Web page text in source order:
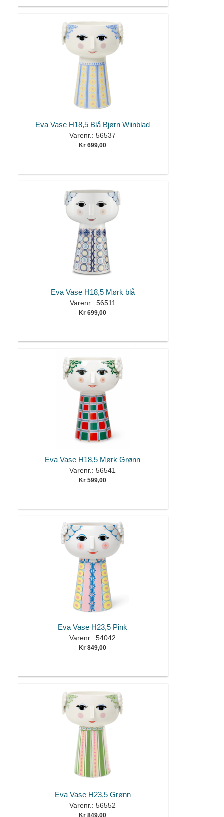
Eva Vase H18,5 Blå Bjørn Wiinblad
Varenr.: 56537
Kr 699,00
Eva Vase H18,5 Mørk blå
Varenr.: 56511
Kr 699,00
Eva Vase H18,5 Mørk Grønn
Varenr.: 56541
Kr 599,00
Eva Vase H23,5 Pink
Varenr.: 54042
Kr 849,00
Eva Vase H23,5 Grønn
Varenr.: 56552
Kr 849,00